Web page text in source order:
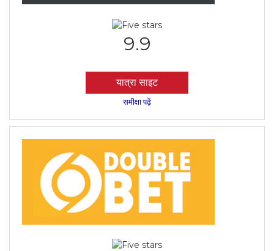
9.9
यात्रा साइट
समीक्षा पढ़ें